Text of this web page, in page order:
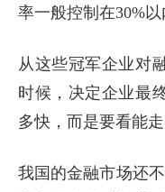
率一般控制在30%以
从这些冠军企业对
时候，决定企业最
多快，而是要看能走
我国的金融市场还